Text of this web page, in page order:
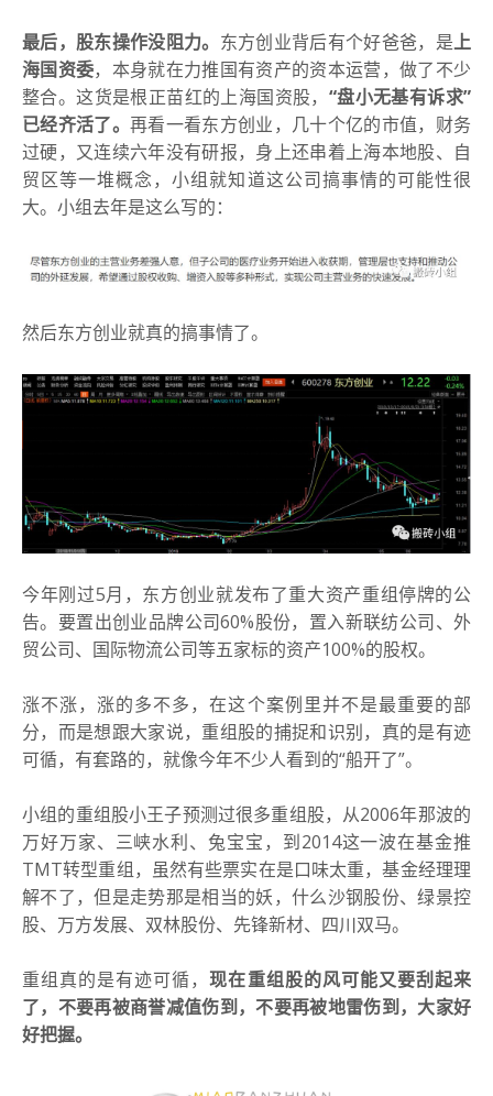
最后，股东操作没阻力。 东方创业背后有个好爸爸，是上
海国资委，本身就在力推国有资产的资本运营，做了不少
整合。这货是根正苗红的上海国资股， “盘小无基有诉求”
已经齐活了。 再看一看东方创业，几十个亿的市值，财务
过硬，又连续六年没有研报，身上还串着上海本地股、自
贸区等一堆概念，小组就知道这公司搞事情的可能性很
大。小组去年是这么写的：
然后东方创业就真的搞事情了。
今年刚过5月，东方创业就发布了重大资产重组停牌的公
告。 要置出创业品牌公司60%股份，置入新联纺公司、外
贸公司、国际物流公司等五家标的资产100%的股权。
涨不涨，涨的多不多，在这个案例里并不是最重要的部
分，而是想跟大家说，重组股的捕捉和识别，真的是有迹
可循，有套路的，就像今年不少人看到的“船开了”。
小组的重组股小王子预测过很多重组股，从2006年那波的
万好万家、三峡水利、兔宝宝，到2014这一波在基金推
TMT转型重组，虽然有些票实在是口味太重，基金经理理
解不了，但是走势那是相当的妖，什么沙钢股份、绿景控
股、万方发展、双林股份、先锋新材、四川双马。
重组真的是有迹可循，现在重组股的风可能又要刮起来
了，不要再被商誉减值伤到，不要再被地雷伤到，大家好
好把握。